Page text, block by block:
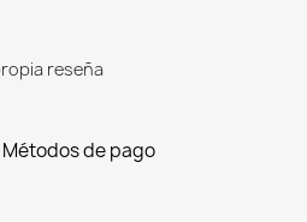
reseña
de pago